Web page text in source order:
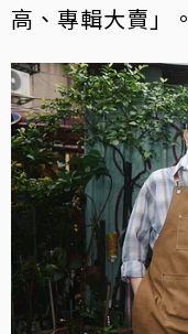
高、專輯大賣」。